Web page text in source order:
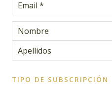
TIPO DE SUBSCRIPCIÓN